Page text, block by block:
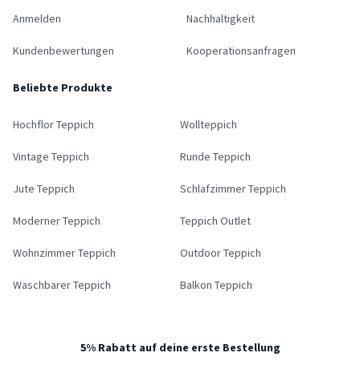
Anmelden
Kundenbewertungen
Nachhaltigkeit
Kooperationsanfragen
Beliebte Produkte
Hochflor Teppich Wollteppich
Vintage Teppich Runde Teppich
Jute Teppich Schlafzimmer Teppich
Moderner Teppich Teppich Outlet
Wohnzimmer Teppich Outdoor Teppich
Waschbarer Teppich Balkon Teppich
5% Rabatt auf deine erste Bestellung